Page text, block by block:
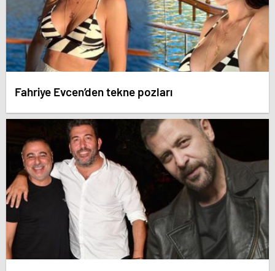
Fahriye Evcen’den tekne pozları